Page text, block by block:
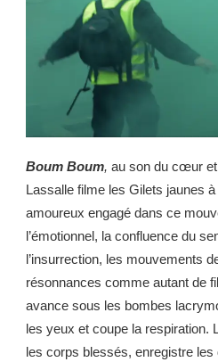
Boum Boum, au son du cœur et
Lassalle filme les Gilets jaunes
amoureux engagé dans ce
l’émotionnel, la confluence du
l’insurrection, les mouvements
résonnances comme autant de
avance sous les bombes
les yeux et coupe la respiration.
les corps blessés, enregistre